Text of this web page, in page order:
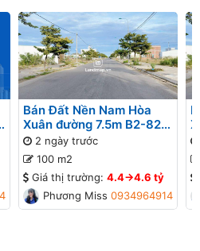
Bán Đất Nền Nam Hòa
Xuân đường 7.5m B2-82
lô 4x - Gần Sông
2 ngày trước
100 m2
Giá thị trường: 4.4->4.6 tỷ
Phương Missa0934964914